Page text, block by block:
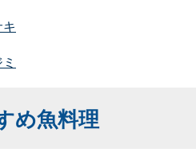
め魚料理